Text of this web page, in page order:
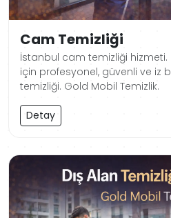
Cam Temizliği
İstanbul cam temizliği hizmeti.
için profesyonel, güvenli ve iz
temizliği. Gold Mobil Temizlik.
Detay